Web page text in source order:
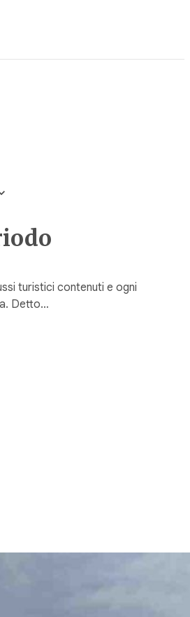
turistici contenuti e ogni
Detto…